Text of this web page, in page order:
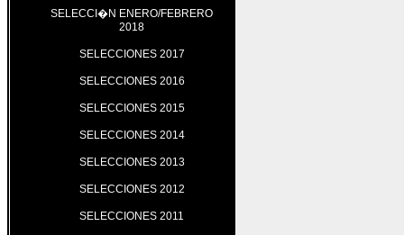
SELECCI�N ENERO/FEBRERO
2018
SELECCIONES 2017
SELECCIONES 2016
SELECCIONES 2015
SELECCIONES 2014
SELECCIONES 2013
SELECCIONES 2012
SELECCIONES 2011